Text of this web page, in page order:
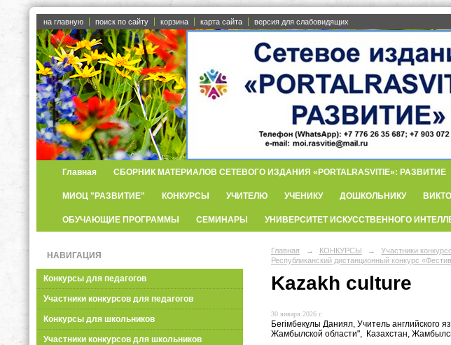
на главную поиск по сайту корзина карта сайта версия для слабовидящих
Главная СБОРНИК МАТЕРИАЛОВ СЕТЕВОГО ИЗДАНИЯ «PORTALRASVITIE»: РАЗВИТИЕ
МИОЦ "РАЗВИТИЕ" КОНКУРСЫ УЧИТЕЛЮ УЧЕНИКУ ДОШКОЛЬНИКУ
ОБУЧАЮЩИЕ ПРОГРАММЫ СЕМИНАРЫ УНИВЕРСИТЕТ ИСКУССТВЕННОГО
НАВИГАЦИЯ
Конкурсы для педагогов
Участники конкурсов для педагогов
Конкурсы для школьников
Участники конкурсов для школьников
Главная → КОНКУРСЫ → Участники
Республиканский дистанционный конкурс
Kazakh culture
30 января 2026 г.
Бегімбекұлы Даниял, Учитель
Жамбылской области", Казахстан,